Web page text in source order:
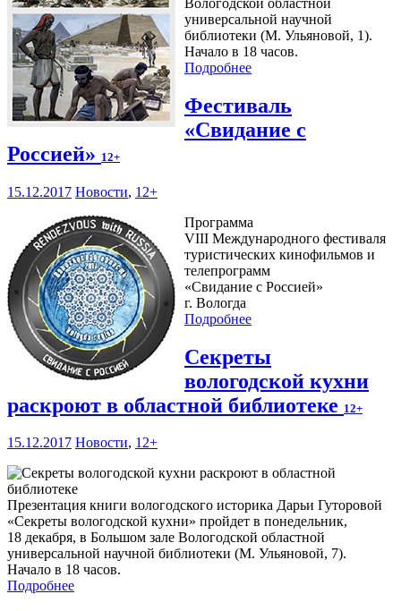
универсальной научной
библиотеки (М. Ульяновой, 1).
Начало в 18 часов.
Подробнее
Фестиваль
«Свидание с
Россией» 12+
15.12.2017 Новости, 12+
Программа
VIII Международного фестиваля
туристических кинофильмов и
телепрограмм
«Свидание с Россией»
г. Вологда
Подробнее
Секреты
вологодской кухни
раскроют в областной библиотеке 12+
15.12.2017 Новости, 12+
Презентация книги вологодского историка Дарьи Гуторовой
«Секреты вологодской кухни» пройдет в понедельник,
18 декабря, в Большом зале Вологодской областной
универсальной научной библиотеки (М. Ульяновой, 7).
Начало в 18 часов.
Подробнее